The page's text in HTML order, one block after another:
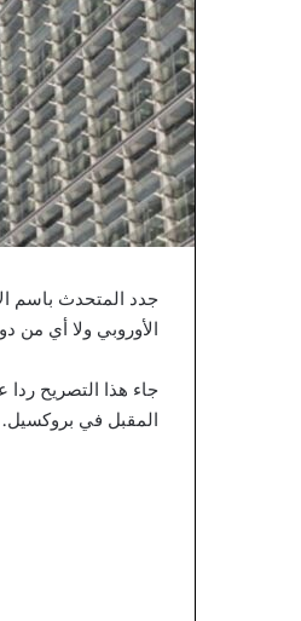
جدد المتحدث باسم
الأوروبي ولا أي من
جاء هذا التصريح ردا
المقبل في بروكسيل.